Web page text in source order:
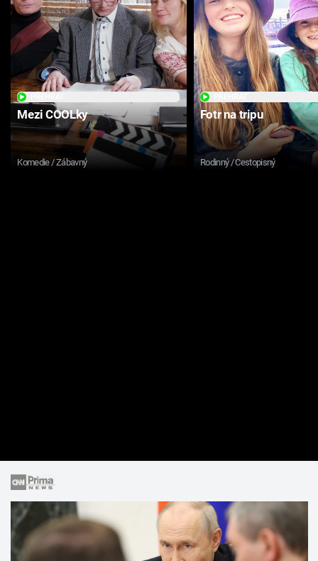
Mezi COOLky
Komedie / Zábavný
Fotr na tripu
Rodinný / Cestopisný